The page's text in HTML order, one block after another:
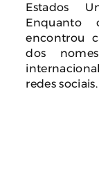
Estados
Enquanto
encontrou
dos
redes sociais.